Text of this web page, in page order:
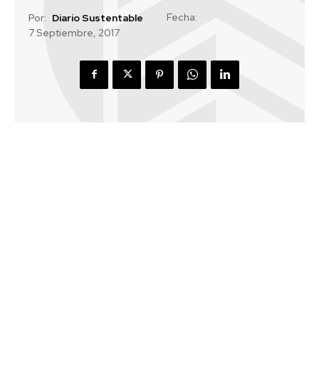
Por: Diario Sustentable
Fecha:
7 Septiembre, 2017